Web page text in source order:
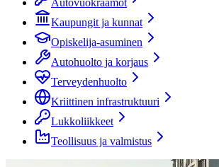
Kaupungit ja kunnat
Opiskelija-asuminen
Autohuolto ja korjaus
Terveydenhuolto
Kriittinen infrastruktuuri
Lukkoliikkeet
Teollisuus ja valmistus